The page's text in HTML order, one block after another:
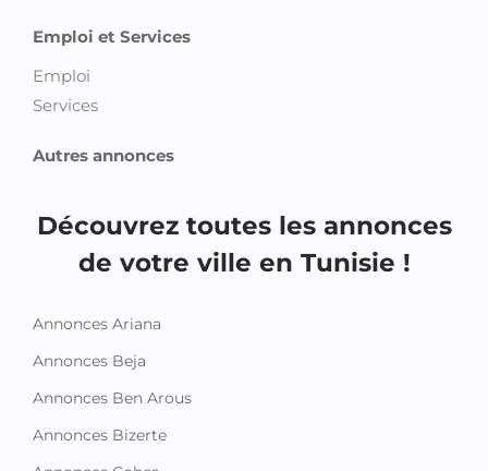
Services
Autres annonces
Découvrez toutes les annonces
Annonces Ariana
Annonces Ben Arous
Annonces Bizerte
Annonces Gabes
Annonces Gafsa